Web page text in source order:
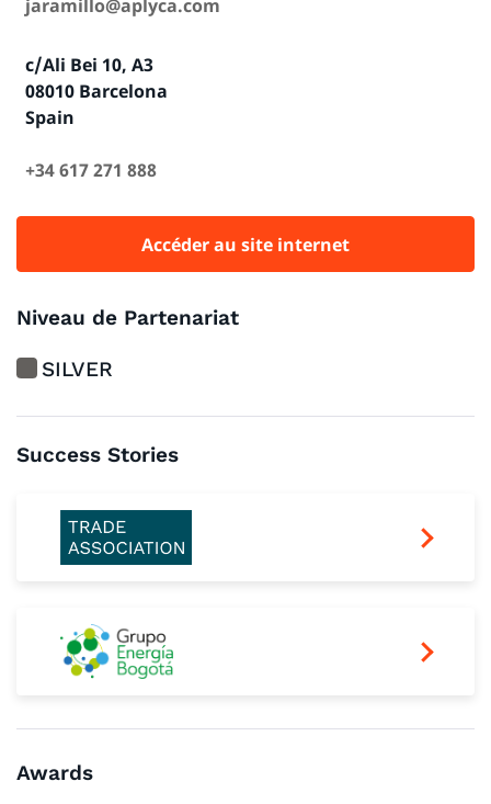
jaramillo@aplyca.com
c/Ali Bei 10, A3
08010 Barcelona
Spain
+34 617 271 888
Accéder au site internet
Niveau de Partenariat
SILVER
Success Stories
Awards